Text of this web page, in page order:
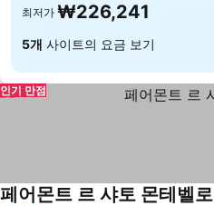
최저가 ₩226,241
5개 사이트의 요금 보기
인기 만점
페어몬트 르 샤토 몬테벨로